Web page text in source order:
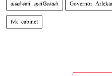
கவர்னர் அர்லேகர் Governor
tvk cabinet